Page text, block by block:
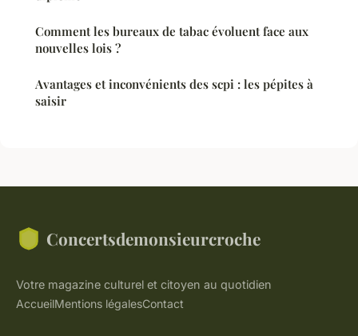
Comment les bureaux de tabac évoluent face aux
nouvelles lois ?
Avantages et inconvénients des scpi : les pépites à
saisir
Concertsdemonsieurcroche
Votre magazine culturel et citoyen au quotidien
AccueilMentions légalesContact